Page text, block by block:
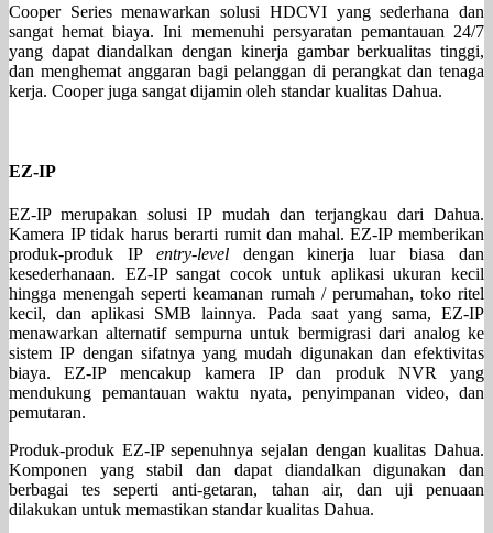
Cooper Series menawarkan solusi HDCVI yang sederhana dan
sangat hemat biaya. Ini memenuhi persyaratan pemantauan 24/7
yang dapat diandalkan dengan kinerja gambar berkualitas tinggi,
dan menghemat anggaran bagi pelanggan di perangkat dan tenaga
kerja. Cooper juga sangat dijamin oleh standar kualitas Dahua.
EZ-IP
EZ-IP merupakan solusi IP mudah dan terjangkau dari Dahua.
Kamera IP tidak harus berarti rumit dan mahal. EZ-IP memberikan
produk-produk IP entry-leveldengan kinerja luar biasa dan
kesederhanaan. EZ-IP sangat cocok untuk aplikasi ukuran kecil
hingga menengah seperti keamanan rumah / perumahan, toko ritel
kecil, dan aplikasi SMB lainnya. Pada saat yang sama, EZ-IP
menawarkan alternatif sempurna untuk bermigrasi dari analog ke
sistem IP dengan sifatnya yang mudah digunakan dan efektivitas
biaya. EZ-IP mencakup kamera IP dan produk NVR yang
mendukung pemantauan waktu nyata, penyimpanan video, dan
pemutaran.
Produk-produk EZ-IP sepenuhnya sejalan dengan kualitas Dahua.
Komponen yang stabil dan dapat diandalkan digunakan dan
berbagai tes seperti anti-getaran, tahan air, dan uji penuaan
dilakukan untuk memastikan standar kualitas Dahua.